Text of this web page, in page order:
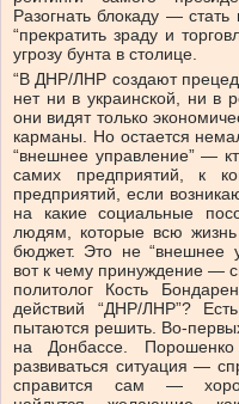
Разогнать блокаду —
“прекратить зраду и
угрозу бунта в столице.
“В ДНР/ЛНР создают
нет ни в украинской, ни в
они видят только
карманы. Но остается
“внешнее управление” —
самих предприятий, к
предприятий, если
на какие социальные
людям, которые всю жизнь
бюджет. Это не “внешнее
вот к чему принуждение —
политолог Кость
действий “ДНР/ЛНР”?
пытаются решить. Во-
на Донбассе.
развиваться ситуация —
справится сам —